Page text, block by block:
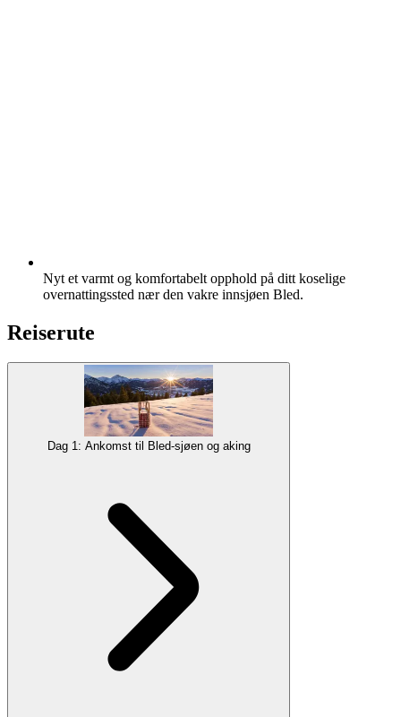
Nyt et varmt og komfortabelt opphold på ditt koselige
overnattingssted nær den vakre innsjøen Bled.
Reiserute
Dag 1: Ankomst til Bled-sjøen og aking